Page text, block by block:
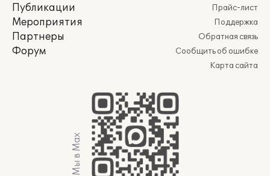
Публикации
Мероприятия
Партнеры
Форум
Прайс-лист
Поддержка
Обратная связь
Сообщить об ошибке
Карта сайта
Мы в Max